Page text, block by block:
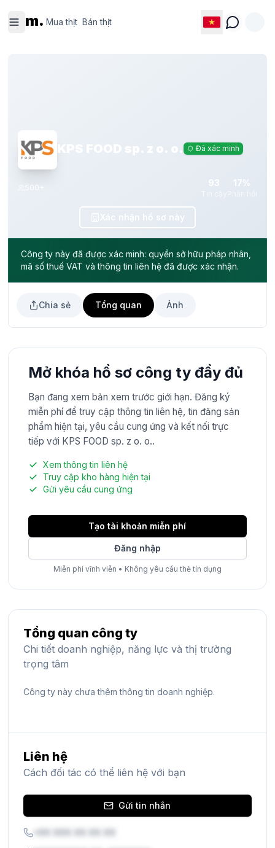
m. Mua thịt Bán thịt
KPS FOOD sp. z o. o. Đã xác minh
500+ 93 17%
Xác nhận hồ sơ này
Công ty này đã được xác minh: quyền sở hữu pháp nhân,
mã số thuế VAT và thông tin liên hệ đã được xác nhận.
Chia sẻ Tổng quan Ảnh
Mở khóa hồ sơ công ty đầy đủ
Bạn đang xem bản xem trước giới hạn. Đăng ký
miễn phí để truy cập thông tin liên hệ, tin đăng sản
phẩm hiện tại, yêu cầu cung ứng và kết nối trực
tiếp với KPS FOOD sp. z o. o..
Xem thông tin liên hệ
Truy cập kho hàng hiện tại
Gửi yêu cầu cung ứng
Tạo tài khoản miễn phí
Đăng nhập
Miễn phí vĩnh viễn • Không yêu cầu thẻ tín dụng
Tổng quan công ty
Chi tiết doanh nghiệp, năng lực và thị trường
trọng tâm
Công ty này chưa thêm thông tin doanh nghiệp.
Liên hệ
Cách đối tác có thể liên hệ với bạn
Gửi tin nhắn